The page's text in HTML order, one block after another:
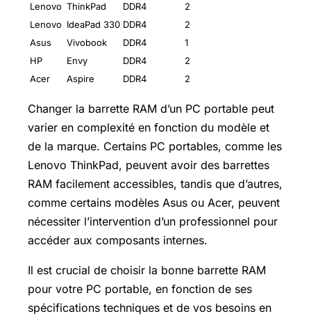
Lenovo ThinkPad DDR4
2
Lenovo IdeaPad 330 DDR4
2
Asus
Vivobook DDR4
1
HP
Envy DDR4
2
Acer
Aspire DDR4 2
Changer la barrette RAM d’un PC portable peut
varier en complexité en fonction du modèle et
de la marque. Certains PC portables, comme les
Lenovo ThinkPad, peuvent avoir des barrettes
RAM facilement accessibles, tandis que d’autres,
comme certains modèles Asus ou Acer, peuvent
nécessiter l’intervention d’un professionnel pour
accéder aux composants internes.
Il est crucial de choisir la bonne barrette RAM
pour votre PC portable, en fonction de ses
spécifications techniques et de vos besoins en